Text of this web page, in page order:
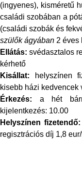
(ingyenes), kisméretű
családi szobában a
(családi szobák és
szülők ágyában 2 éves
Ellátás: svédasztalos
kérhető
Kisállat: helyszínen
kisebb házi kedvencek
Érkezés: a hét
kijelentkezés: 10.00
Helyszínen fizetendő:
regisztrációs díj 1,8